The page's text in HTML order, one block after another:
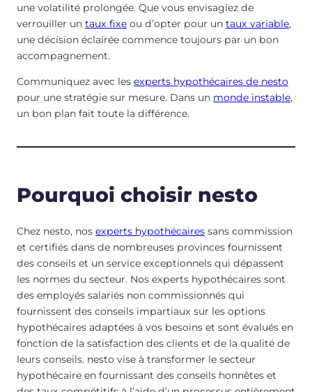
une volatilité prolongée. Que vous envisagiez de
verrouiller un taux fixe ou d’opter pour un taux variable,
une décision éclairée commence toujours par un bon
accompagnement.
Communiquez avec les experts hypothécaires de nesto
pour une stratégie sur mesure. Dans un monde instable,
un bon plan fait toute la différence.
Pourquoi choisir nesto
Chez nesto, nos experts hypothécaires sans commission
et certifiés dans de nombreuses provinces fournissent
des conseils et un service exceptionnels qui dépassent
les normes du secteur. Nos experts hypothécaires sont
des employés salariés non commissionnés qui
fournissent des conseils impartiaux sur les options
hypothécaires adaptées à vos besoins et sont évalués en
fonction de la satisfaction des clients et de la qualité de
leurs conseils. nesto vise à transformer le secteur
hypothécaire en fournissant des conseils honnêtes et